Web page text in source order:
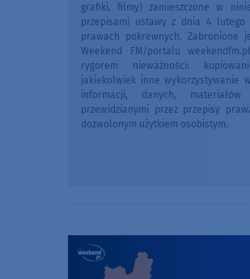
grafiki, filmy) zamieszczone w
przepisami ustawy z dnia 4
prawach pokrewnych. Zabronione
Weekend FM/portalu
rygorem nieważności:
jakiekolwiek inne wykorzystywanie
informacji, danych,
przewidzianymi przez przepisy
dozwolonym użytkiem osobistym.